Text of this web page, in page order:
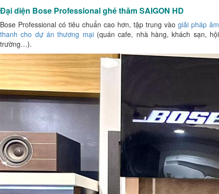
Đại diện Bose Professional ghé thăm SAIGON HD
Bose Professional có tiêu chuẩn cao hơn, tập trung vào giải pháp âm
thanh cho dự án thương mại(quán cafe, nhà hàng, khách sạn, hội
trường…).